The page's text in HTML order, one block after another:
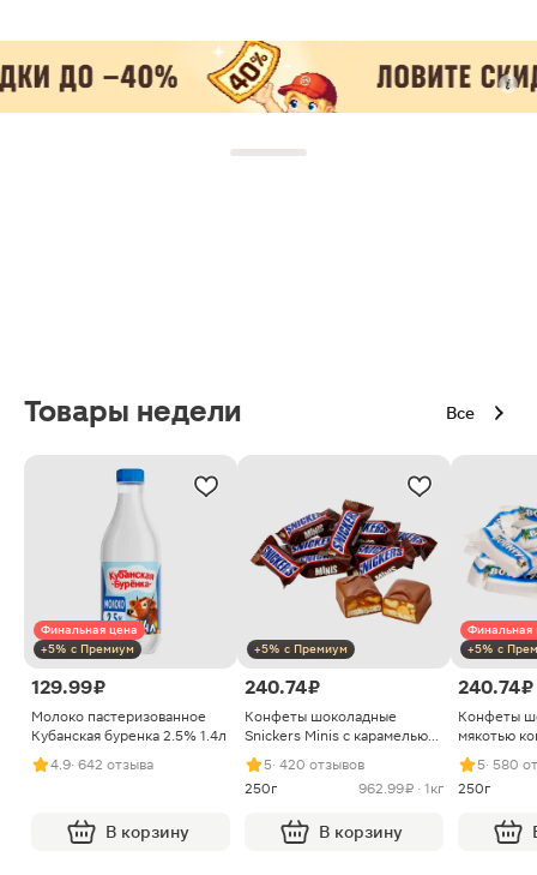
Товары недели Все
Финальная цена
+5% с Премиум
129.99 ₽
Молоко пастеризованное
Кубанская буренка 2.5% 1.4л
4.9· 642 отзыва
В корзину
+5% с Премиум
240.74 ₽
Конфеты шоколадные
Snickers Minis с карамелью
арахисом и нугой
5· 420 отзывов
250г
962.99 ₽ · 1кг
В корзину
Финальная
+5% с
240.74 ₽
Конфеты
мякотью
5· 580
250г